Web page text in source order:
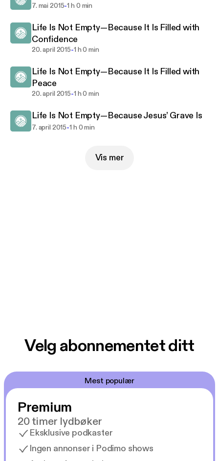
7. mai 2015-1 h 0 min
Life Is Not Empty—Because It Is Filled with
Confidence
20. april 2015-1 h 0 min
Life Is Not Empty—Because It Is Filled with
Peace
20. april 2015-1 h 0 min
Life Is Not Empty—Because Jesus’ Grave Is
7. april 2015-1 h 0 min
Vis mer
Velg abonnementet ditt
Mest populær
Premium
20 timer lydbøker
Eksklusive podkaster
Ingen annonser i Podimo shows